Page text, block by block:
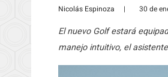
Nicolás Espinoza | 30 de
El nuevo Golf estará
manejo intuitivo, el